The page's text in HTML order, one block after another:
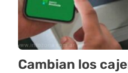
Cambian los